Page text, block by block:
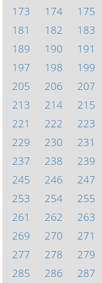
173
174 175
181
182 183
189
190 191
197
198 199
205
206 207
213
214 215
221
222 223
229
230 231
237
238 239
245
246 247
253
254 255
261
262 263
269
270 271
277
278 279
285
286 287